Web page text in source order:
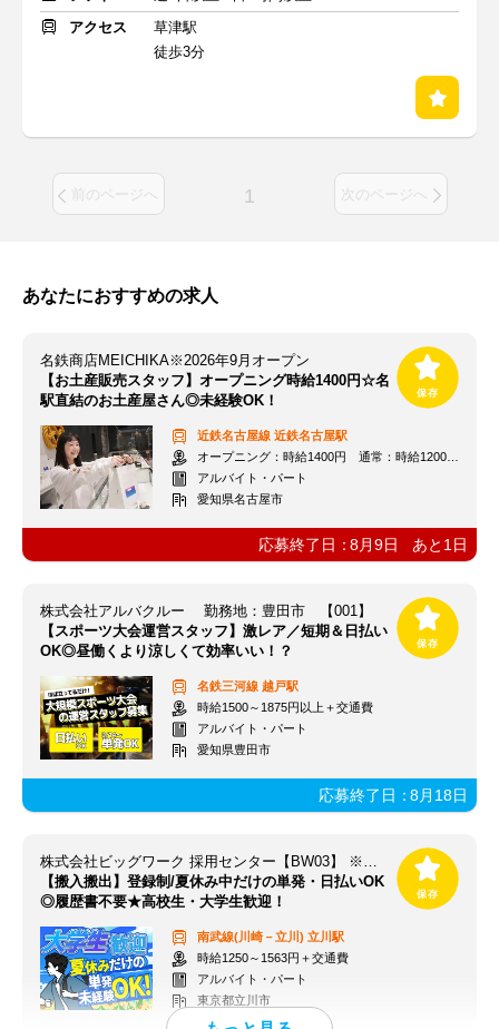
アクセス
草津駅
徒歩3分
前のページへ 1 次のページへ
あなたにおすすめの求人
名鉄商店MEICHIKA※2026年9月オープン
【お土産販売スタッフ】オープニング時給1400円☆名
駅直結のお土産屋さん◎未経験OK！
近鉄名古屋線 近鉄名古屋駅
オープニング：時給1400円 通常：時給1200円～＋交通費全額支給
アルバイト・パート
愛知県名古屋市
応募終了日：8月9日 あと 1 日
株式会社アルバクルー 勤務地：豊田市 【001】
【スポーツ大会運営スタッフ】激レア／短期＆日払い
OK◎昼働くより涼しくて効率いい！？
名鉄三河線 越戸駅
時給1500～1875円以上＋交通費
アルバイト・パート
愛知県豊田市
応募終了日：8月18日
株式会社ビッグワーク 採用センター【BW03】 ※立川エリア
【搬入搬出】登録制/夏休み中だけの単発・日払いOK
◎履歴書不要★高校生・大学生歓迎！
南武線(川崎－立川) 立川駅
時給1250～1563円＋交通費
アルバイト・パート
東京都立川市